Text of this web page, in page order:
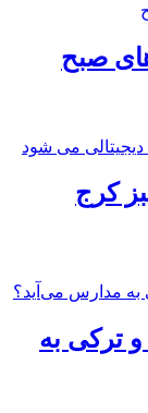
صبح
کرج
ترکی به